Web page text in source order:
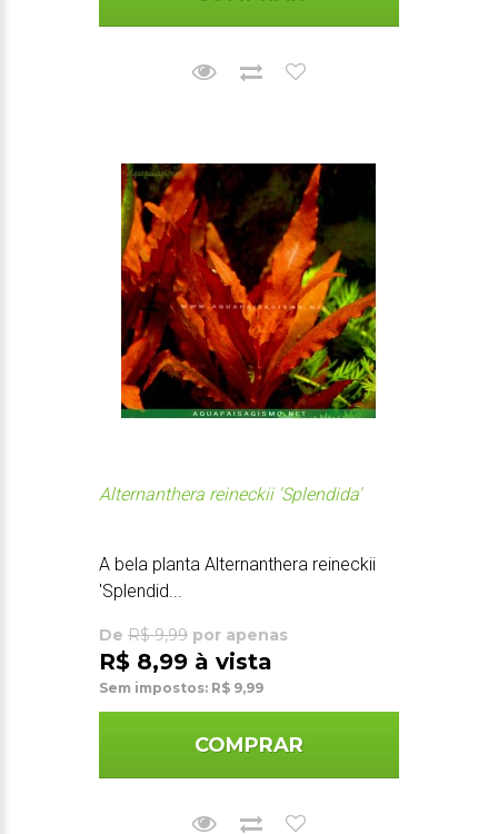
Alternanthera reineckii 'Splendida'
A bela planta Alternanthera reineckii
'Splendid...
De R$ 9,99 por apenas
R$ 8,99 à vista
Sem impostos: R$ 9,99
COMPRAR